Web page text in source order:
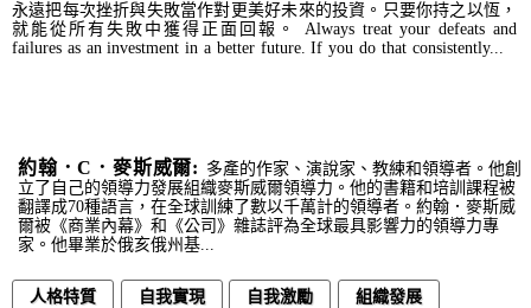
永遠把每次挫折與失敗當作對更美好未來的投資。只要你持之以恆，
就能從所有失敗中獲得正面回報。 Always treat your defeats and
failures as an investment in a better future. If you do that consistently...
約翰．C．麥斯威爾: 多產的作家、演說家、教練和領導者。他創
立了自己的領導力發展組織麥斯威爾領導力。他的書籍和培訓課程被
翻譯成70種語言，在全球訓練了數以千萬計的領導者。約翰．麥斯威
爾被《商業內幕》和《公司》雜誌評為全球最具影響力的領導力專
家。他畢業於俄亥俄州基...
人格特質 自我實現 自我激勵 組織發展